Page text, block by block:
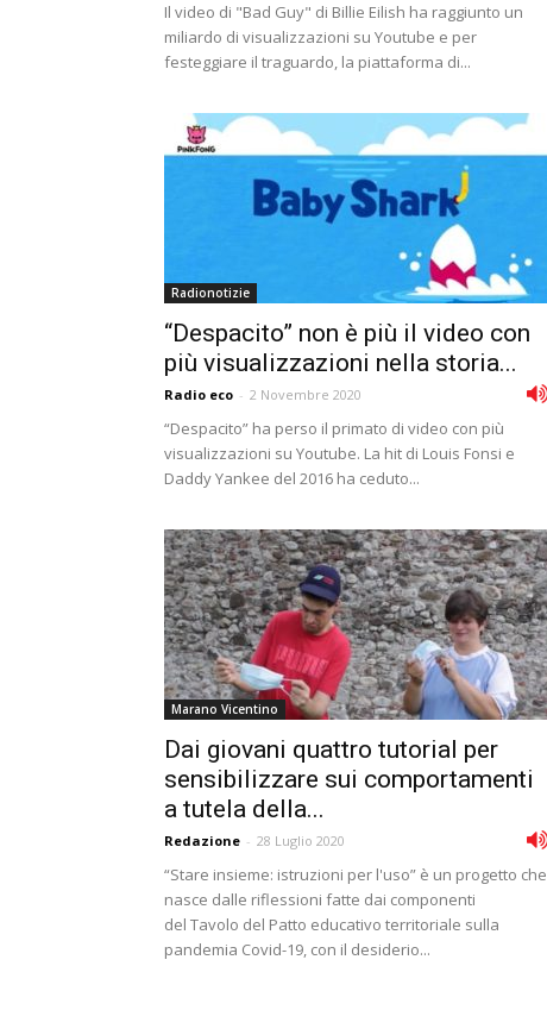
Il video di "Bad Guy" di Billie Eilish ha raggiunto un
miliardo di visualizzazioni su Youtube e per
festeggiare il traguardo, la piattaforma di...
Radionotizie
“Despacito” non è più il video con
più visualizzazioni nella storia...
Radio eco - 2 Novembre 2020
“Despacito” ha perso il primato di video con più
visualizzazioni su Youtube. La hit di Louis Fonsi e
Daddy Yankee del 2016 ha ceduto...
Marano Vicentino
Dai giovani quattro tutorial per
sensibilizzare sui comportamenti
a tutela della...
Redazione - 28 Luglio 2020
“Stare insieme: istruzioni per l'uso” è un progetto che
nasce dalle riflessioni fatte dai componenti
del Tavolo del Patto educativo territoriale sulla
pandemia Covid-19, con il desiderio...